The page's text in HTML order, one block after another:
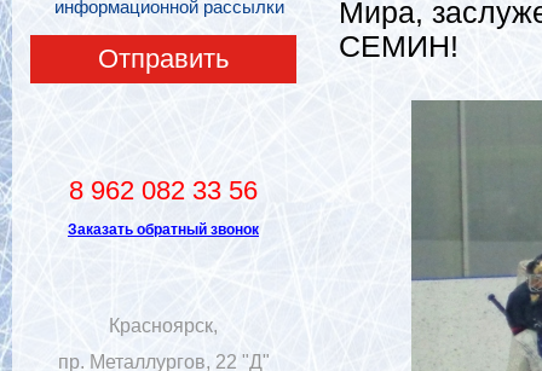
информационной рассылки
Отправить
8 962 082 33 56
Заказать обратный звонок
Красноярск,
пр. Металлургов, 22 "Д"
Мира,
СЕМИН!